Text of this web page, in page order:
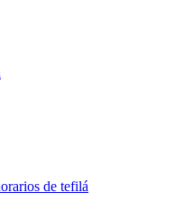
de tefilá